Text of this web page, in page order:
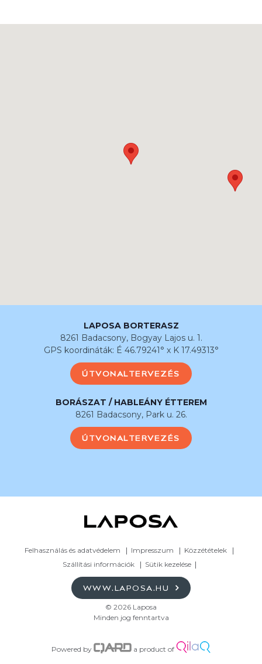
LAPOSA BORTERASZ
8261 Badacsony, Bogyay Lajos u. 1.
GPS koordináták: É 46.79241° x K 17.49313°
ÚTVONALTERVEZÉS
BORÁSZAT / HABLEÁNY ÉTTEREM
8261 Badacsony, Park u. 26.
ÚTVONALTERVEZÉS
Felhasználás és adatvédelem Impresszum
Közzétételek
Szállítási információk
Sütik kezelése
WWW.LAPOSA.HU
© 2026 Laposa
Minden jog fenntartva
Powered by a product of